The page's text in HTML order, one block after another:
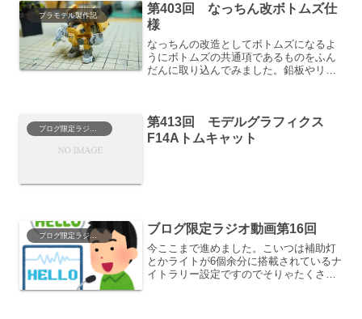
プラモデル製作記
第403回 なっちん改ボトムズ仕
様
なっちんの改造としてボトムズになるよ
うにボトムズの共通項であるものをふん
だんに取り込んでみました。鉛板やリベ
くボトムズもインスパイア...
ブログ限定ラジオ動画
第413回 モデルグラフィクス
F14Aトムキャット
ブログ限定ラジオ動画 ブログ限定ラジオ動画第16回
今ここまで進めました。こいつは補助灯
とかライトが6個余分に搭載されているナ
イトラリー設定ですのでそりゃたくさん